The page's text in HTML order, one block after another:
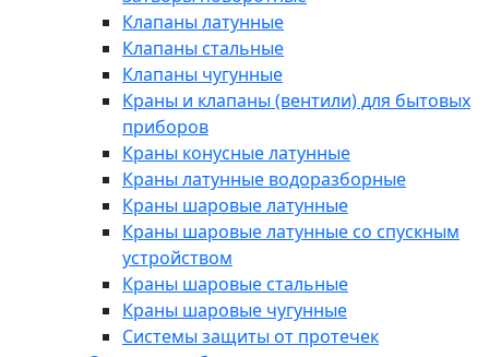
Клапаны латунные
Клапаны стальные
Клапаны чугунные
Краны и клапаны (вентили) для бытовых
приборов
Краны конусные латунные
Краны латунные водоразборные
Краны шаровые латунные
Краны шаровые латунные со спускным
устройством
Краны шаровые стальные
Краны шаровые чугунные
Системы защиты от протечек